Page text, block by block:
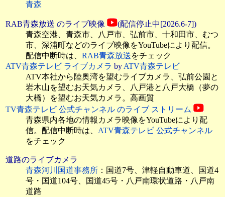
青森
RAB青森放送 のライブ映像
(配信停止中[2026.6-7])
青森空港、青森市、八戸市、弘前市、十和田市、むつ
市、深浦町などのライブ映像をYouTubeにより配信。
配信中断時は、 RAB青森放送をチェック
ATV青森テレビ ライブカメラ byATV青森テレビ
ATV本社から陸奥湾を望むライブカメラ、弘前公園と
岩木山を望むお天気カメラ、八戸港と八戸大橋（夢の
大橋）を望むお天気カメラ。高画質
TV青森テレビ 公式チャンネル のライブ ストリーム
青森県内各地の情報カメラ映像をYouTubeにより配
信。配信中断時は、 ATV青森テレビ 公式チャンネル
をチェック
道路のライブカメラ
青森河川国道事務所 ：国道7号、津軽自動車道、国道4
号・国道104号、国道45号・八戸南環状道路・八戸南
道路